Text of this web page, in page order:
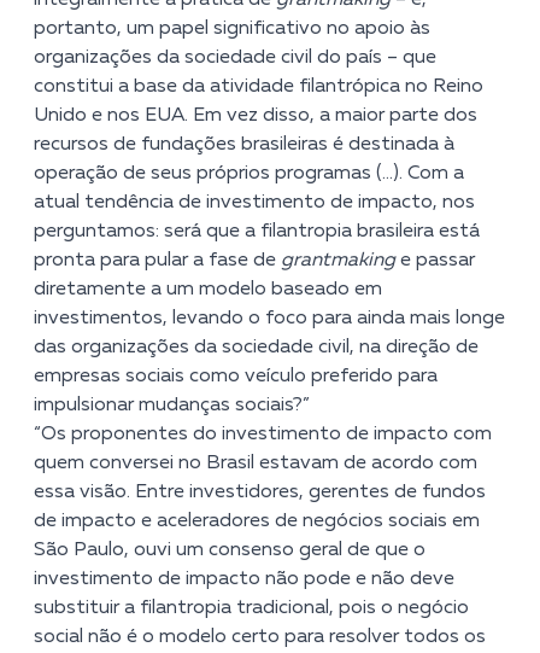
portanto, um papel significativo no apoio às
organizações da sociedade civil do país – que
constitui a base da atividade filantrópica no Reino
Unido e nos EUA. Em vez disso, a maior parte dos
recursos de fundações brasileiras é destinada à
operação de seus próprios programas (…). Com a
atual tendência de investimento de impacto, nos
perguntamos: será que a filantropia brasileira está
pronta para pular a fase de grantmakinge passar
diretamente a um modelo baseado em
investimentos, levando o foco para ainda mais longe
das organizações da sociedade civil, na direção de
empresas sociais como veículo preferido para
impulsionar mudanças sociais?”
“Os proponentes do investimento de impacto com
quem conversei no Brasil estavam de acordo com
essa visão. Entre investidores, gerentes de fundos
de impacto e aceleradores de negócios sociais em
São Paulo, ouvi um consenso geral de que o
investimento de impacto não pode e não deve
substituir a filantropia tradicional, pois o negócio
social não é o modelo certo para resolver todos os